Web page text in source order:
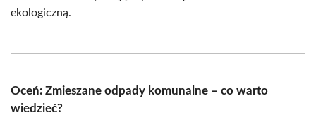
ekologiczną.
Oceń: Zmieszane odpady komunalne – co warto
wiedzieć?